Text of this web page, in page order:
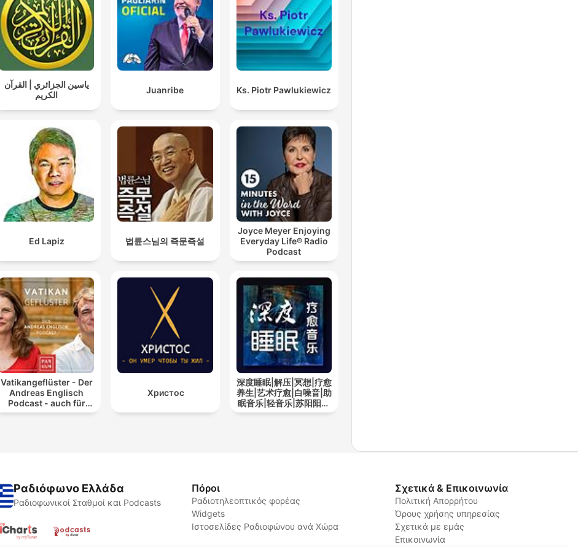
ياسين الجزائري | القرآن
الكريم
Juanribe Ks. Piotr Pawlukiewicz
Ed Lapiz 법륜스님의 즉문즉설
Joyce Meyer Enjoying
Everyday Life® Radio
Podcast
Vatikangeflüster - Der
Andreas Englisch
Podcast - auch für
Atheisten
Христос
深度睡眠|解压|冥想|疗愈
养生|艺术疗愈|白噪音|助
眠音乐|轻音乐|苏阳阳频
道
Ραδιόφωνο Ελλάδα
Ραδιοφωνικοί Σταθμοί και Podcasts
Πόροι
Ραδιοτηλεοπτικός φορέας
Widgets
Ιστοσελίδες Ραδιοφώνου ανά Χώρα
Σχετικά & Επικοινωνία
Πολιτική Απορρήτου
Όρους χρήσης υπηρεσίας
Σχετικά με εμάς
Επικοινωνία